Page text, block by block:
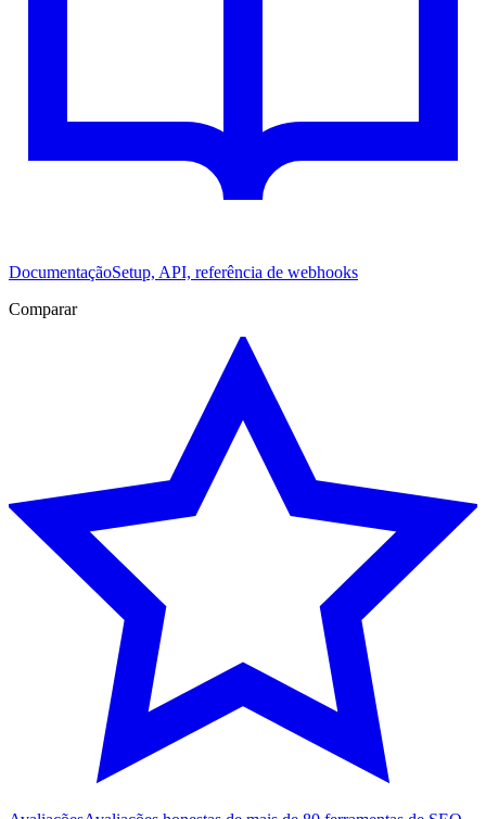
DocumentaçãoSetup, API, referência de webhooks
Comparar